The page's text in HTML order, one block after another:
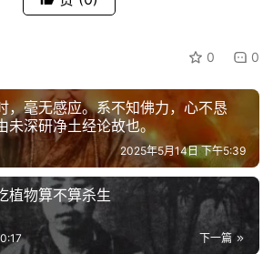
0 0
，毫无感应。系不知佛力，心不恳
未深研净土经论故也。
2025年5月14日 下午5:39
植物算不算杀生
下一篇